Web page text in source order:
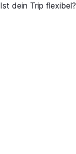
Ist dein Trip